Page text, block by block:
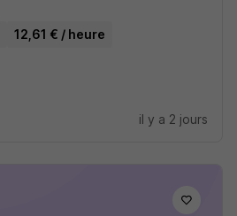
12,61 € / heure
il y a 2 jours